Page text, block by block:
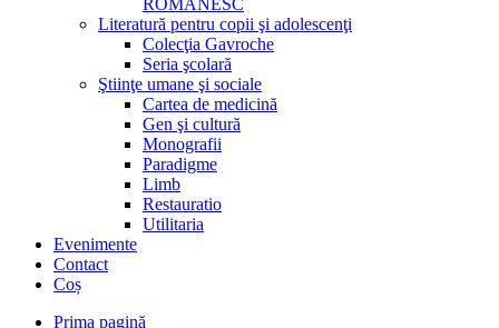
ROMÂNESC
Literatură pentru copii şi adolescenţi
Colecţia Gavroche
Seria şcolară
Ştiinţe umane şi sociale
Cartea de medicină
Gen şi cultură
Monografii
Paradigme
Limb
Restauratio
Utilitaria
Evenimente
Contact
Coș
Prima pagină